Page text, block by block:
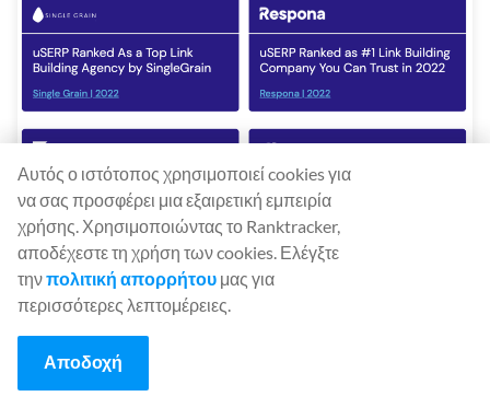
Τι κάνει το uSERP
Η uSERP είναι ειδικοί στο χτίσιμο συνδέσμων υψηλού
Αυτός ο ιστότοπος χρησιμοποιεί cookies για
να σας προσφέρει μια εξαιρετική εμπειρία
χρήσης. Χρησιμοποιώντας το Ranktracker,
αποδέχεστε τη χρήση των cookies. Ελέγξτε
τηνπολιτική απορρήτου μας για
περισσότερες λεπτομέρειες.
Αποδοχή